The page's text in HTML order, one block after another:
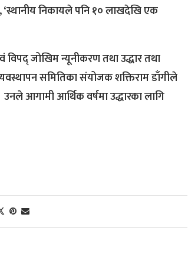
निकायले पनि १० लाखदेखि एक
विपद् जोखिम न्यूनीकरण तथा उद्धार तथा
समितिका संयोजक शक्तिराम डाँगीले
आगामी आर्थिक वर्षमा उद्धारका लागि